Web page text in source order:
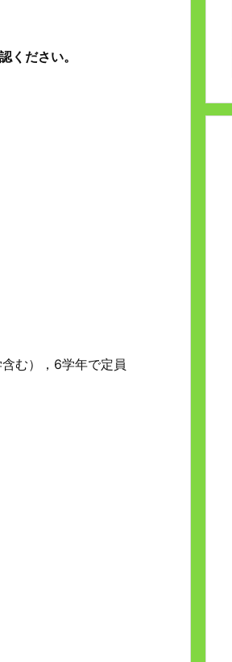
ださい。
む），6学年で定員